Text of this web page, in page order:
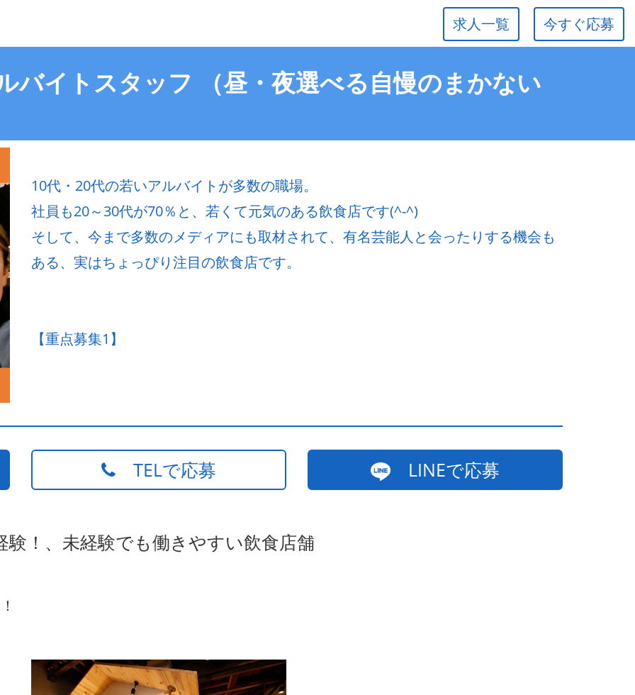
今すぐ応募
求人一覧
バイトスタッフ （昼・夜選べる自慢のまかない
10代・20代の若いアルバイトが多数の職場。
社員も20～30代が70％と、若くて元気のある飲食店です(^-^)
そして、今まで多数のメディアにも取材されて、有名芸能人と会ったりする機会も
ある、実はちょっぴり注目の飲食店です。
【重点募集1】
TELで応募 LINEで応募
！、未経験でも働きやすい飲食店舗